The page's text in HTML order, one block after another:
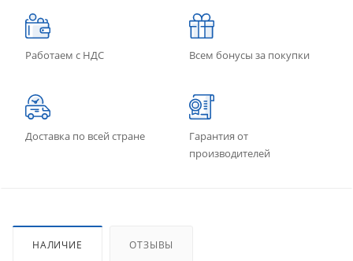
Работаем с НДС Всем бонусы за покупки
Доставка по всей стране
Гарантия от
производителей
НАЛИЧИЕ ОТЗЫВЫ